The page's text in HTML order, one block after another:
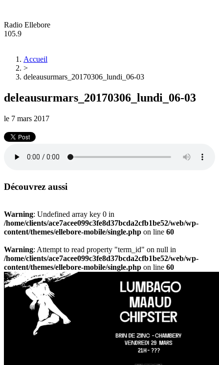
Radio Ellebore
105.9
Accueil
>
deleausurmars_20170306_lundi_06-03
deleausurmars_20170306_lundi_06-03
le 7 mars 2017
Découvrez aussi
Warning: Undefined array key 0 in
/home/clients/ace7acee099c3fe8d37bcda2cfb1be52/web/wp-
content/themes/ellebore-mobile/single.php on line 60
Warning: Attempt to read property "term_id" on null in
/home/clients/ace7acee099c3fe8d37bcda2cfb1be52/web/wp-
content/themes/ellebore-mobile/single.php on line 60